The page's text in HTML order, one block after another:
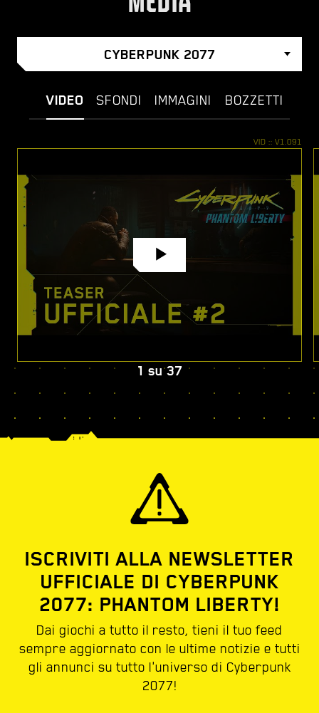
CYBERPUNK 2077
VIDEO SFONDI IMMAGINI BOZZETTI
1 su37
ISCRIVITI ALLA NEWSLETTER
UFFICIALE DI CYBERPUNK
2077: PHANTOM LIBERTY!
Dai giochi a tutto il resto, tieni il tuo feed
sempre aggiornato con le ultime notizie e tutti
gli annunci su tutto l'universo di Cyberpunk
2077!